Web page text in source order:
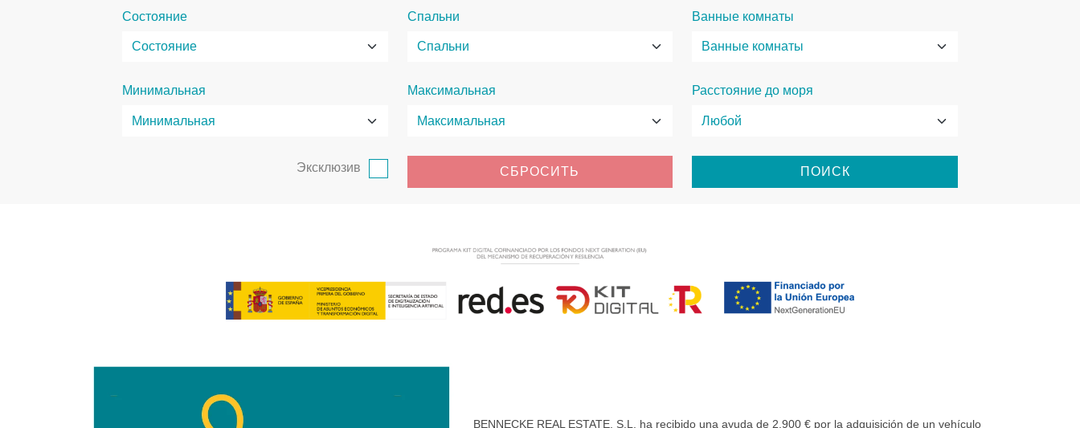
Состояние Спальни Ванные комнаты
Минимальная Максимальная Расстояние до моря
Эксклюзив СБРОСИТЬ ПОИСК
BENNECKE REAL ESTATE, S.L. ha recibido una ayuda de 2.900 € por la adquisición de un vehículo